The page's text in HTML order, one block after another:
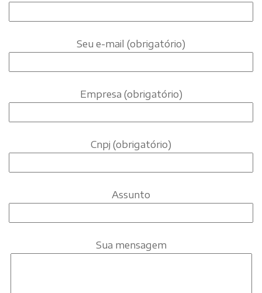
Seu e-mail (obrigatório)
Empresa (obrigatório)
Cnpj (obrigatório)
Assunto
Sua mensagem